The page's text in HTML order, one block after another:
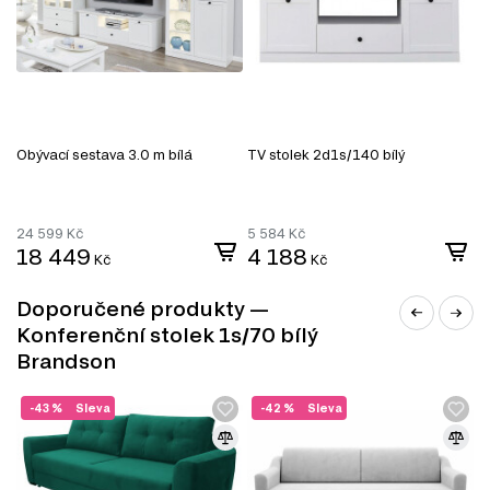
Konferenční stolky
Šatní panely do předsíně
Šatní skříň
Úložný prostor
MDF
MDF je jedním z nejoblíbenějších materiálů v
Obývací sestava 3.0 m bílá
24 599 Kč
18 449 Kč
TV stolek 2d1s/140 bílý
5 584 Kč
4 188 Kč
Doporučené produkty —
Konferenční stolek 1s/70 bílý
Brandson
Sleva
-43 % Sleva
-42 %